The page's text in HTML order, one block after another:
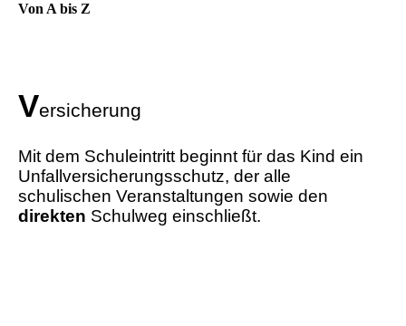
Von A bis Z
Versicherung
Mit dem Schuleintritt beginnt für das Kind ein
Unfallversicherungsschutz, der alle
schulischen Veranstaltungen sowie den
direkten Schulweg einschließt.